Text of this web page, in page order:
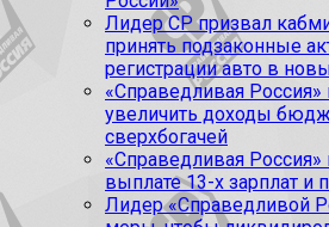
Лидер СР призвал
принять подзаконные
регистрации авто в
«Справедливая
увеличить доходы
сверхбогачей
«Справедливая Россия»
выплате 13-х зарплат и
Лидер «Справедливой